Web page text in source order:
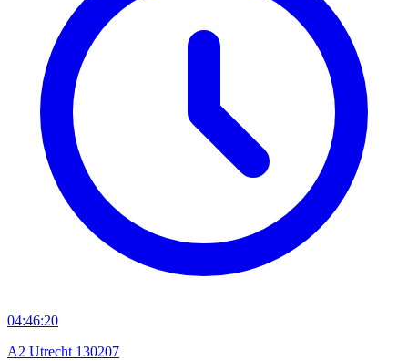
04:46:20
A2 Utrecht 130207